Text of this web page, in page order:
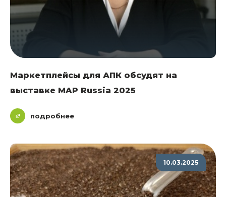
Маркетплейсы для АПК обсудят на
выставке MAP Russia 2025
подробнее
10.03.2025